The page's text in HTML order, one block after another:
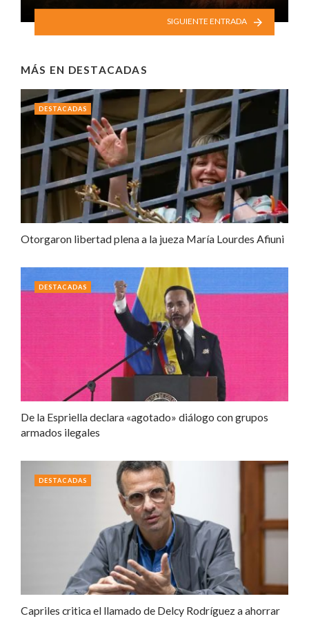
SIGUIENTE ENTRADA
MÁS EN DESTACADAS
Otorgaron libertad plena a la jueza María Lourdes Afiuni
DESTACADAS
De la Espriella declara «agotado» diálogo con grupos
armados ilegales
DESTACADAS
Capriles critica el llamado de Delcy Rodríguez a ahorrar
DESTACADAS